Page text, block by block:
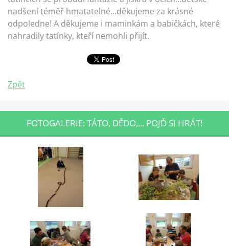
nadšení téměř hmatatelné...děkujeme za krásné
odpoledne! A děkujeme i maminkám a babičkách, které
nahradily tatínky, kteří nemohli přijít.
Zpět
FOTOGALERIE: TÁTO, DĚDO,... POJĎ SI HRÁT!